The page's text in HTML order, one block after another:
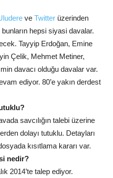
ve Twitter üzerinden
hepsi siyasi davalar.
Tayyip Erdoğan, Emine
Çelik, Mehmet Metiner,
davacı olduğu davalar var.
ediyor. 80’e yakın derdest
savcılığın talebi üzerine
dolayı tutuklu. Detayları
kısıtlama kararı var.
nedir?
2014’te talep ediyor.